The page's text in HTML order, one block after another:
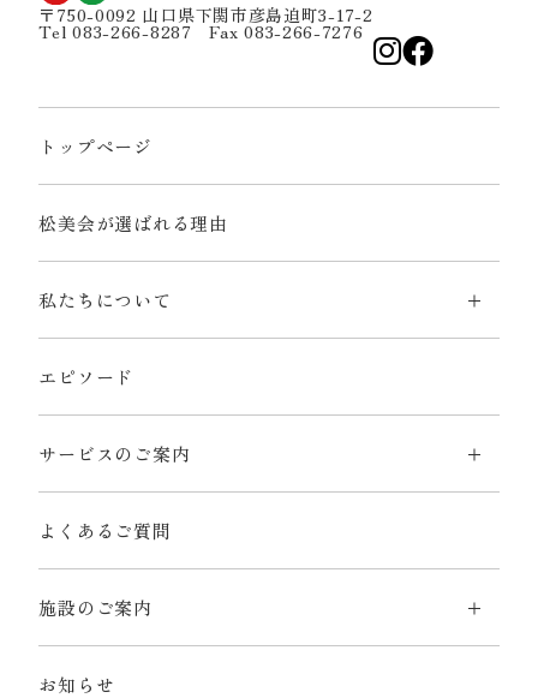
〒750-0092 山口県下関市彦島迫町3-17-2
Tel 083-266-8287 Fax 083-266-7276
トップページ
松美会が選ばれる理由
私たちについて
エピソード
サービスのご案内
よくあるご質問
施設のご案内
お知らせ